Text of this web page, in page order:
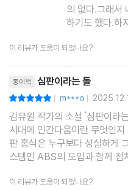
의 없다.그래서
하기도 했다.하
도 재밌게 읽
면 돌이 있어서
야구를 모르는
이 리뷰가 도움이 되었나요?
종이책 심판이라는 돌
| m***o |
김유원 작가의 소설 '심판이라
시대에 인간다움이란 무엇인
판 홍식은 누구보다 성실하게
스템인 ABS의 도입과 함께 점
은퇴한 스타 선수와 인간 대
그리며 기계의 차가운 정확성
이 리뷰가 도움이 되었나요?